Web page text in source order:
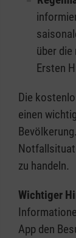
über
Ersten
Die
einen
zu handeln.
Wichtiger
App den